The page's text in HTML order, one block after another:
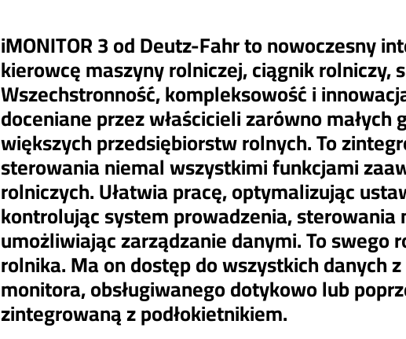
iMONITOR 3 od Deutz-Fahr to nowoczesny
kierowcę maszyny rolniczej, ciągnik rolniczy,
Wszechstronność, kompleksowość i
doceniane przez właścicieli zarówno małych
większych przedsiębiorstw rolnych. To
sterowania niemal wszystkimi funkcjami
rolniczych. Ułatwia pracę, optymalizując
kontrolując system prowadzenia, sterowania
umożliwiając zarządzanie danymi. To swego
rolnika. Ma on dostęp do wszystkich danych
monitora, obsługiwanego dotykowo lub
zintegrowaną z podłokietnikiem.